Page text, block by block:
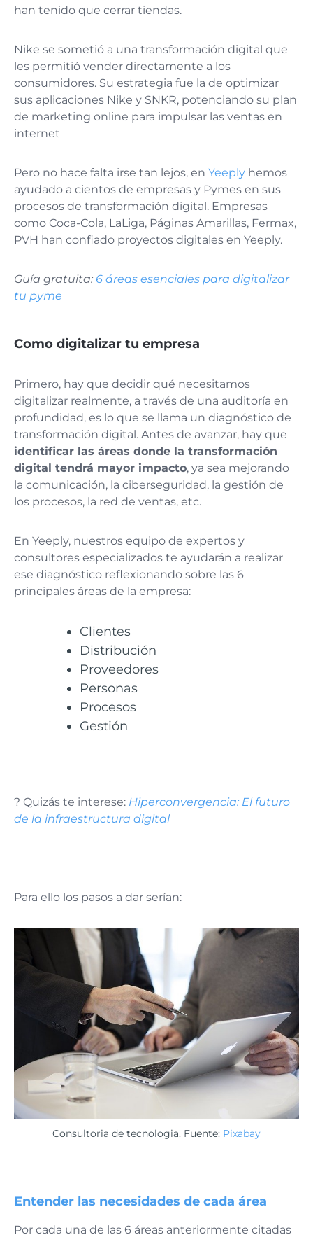
han tenido que cerrar tiendas.
Nike se sometió a una transformación digital que
les permitió vender directamente a los
consumidores. Su estrategia fue la de optimizar
sus aplicaciones Nike y SNKR, potenciando su plan
de marketing online para impulsar las ventas en
internet
Pero no hace falta irse tan lejos, en Yeeply hemos
ayudado a cientos de empresas y Pymes en sus
procesos de transformación digital. Empresas
como Coca-Cola, LaLiga, Páginas Amarillas, Fermax,
PVH han confiado proyectos digitales en Yeeply.
Guía gratuita: 6 áreas esenciales para digitalizar
tu pyme
Como digitalizar tu empresa
Primero, hay que decidir qué necesitamos
digitalizar realmente, a través de una auditoría en
profundidad, es lo que se llama un diagnóstico de
transformación digital. Antes de avanzar, hay que
identificar las áreas donde la transformación
digital tendrá mayor impacto, ya sea mejorando
la comunicación, la ciberseguridad, la gestión de
los procesos, la red de ventas, etc.
En Yeeply, nuestros equipo de expertos y
consultores especializados te ayudarán a realizar
ese diagnóstico reflexionando sobre las 6
principales áreas de la empresa:
Clientes
Distribución
Proveedores
Personas
Procesos
Gestión
? Quizás te interese: Hiperconvergencia: El futuro
de la infraestructura digital
Para ello los pasos a dar serían:
Consultoria de tecnologia. Fuente: Pixabay
Entender las necesidades de cada área
Por cada una de las 6 áreas anteriormente citadas